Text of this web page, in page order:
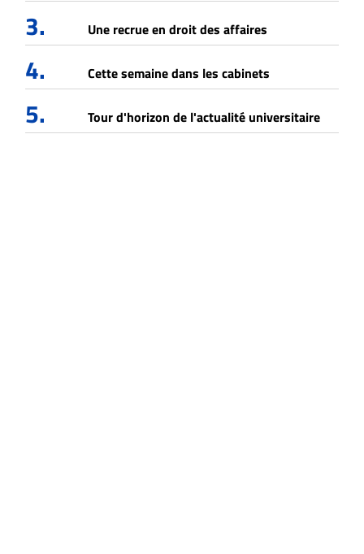
3.
Une recrue en droit des affaires
4. Cette semaine dans les cabinets
5. Tour d'horizon de l'actualité universitaire